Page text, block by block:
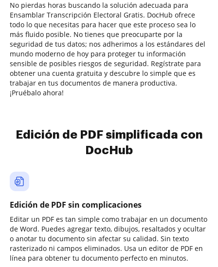
No pierdas horas buscando la solución adecuada para
Ensamblar Transcripción Electoral Gratis. DocHub ofrece
todo lo que necesitas para hacer que este proceso sea lo
más fluido posible. No tienes que preocuparte por la
seguridad de tus datos; nos adherimos a los estándares del
mundo moderno de hoy para proteger tu información
sensible de posibles riesgos de seguridad. Regístrate para
obtener una cuenta gratuita y descubre lo simple que es
trabajar en tus documentos de manera productiva.
¡Pruébalo ahora!
Edición de PDF simplificada con
DocHub
Edición de PDF sin complicaciones
Editar un PDF es tan simple como trabajar en un documento
de Word. Puedes agregar texto, dibujos, resaltados y ocultar
o anotar tu documento sin afectar su calidad. Sin texto
rasterizado ni campos eliminados. Usa un editor de PDF en
línea para obtener tu documento perfecto en minutos.